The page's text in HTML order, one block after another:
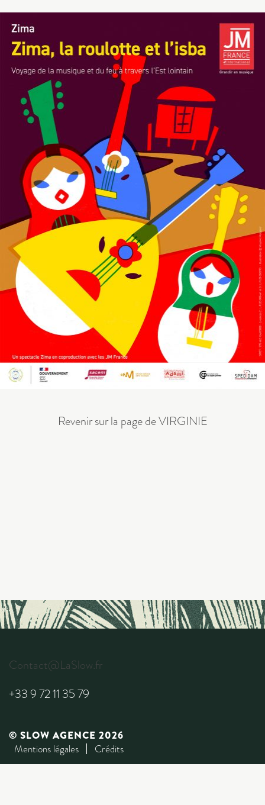
Revenir sur la page de VIRGINIE
Contact@LaSlow.fr
+33 9 72 11 35 79
© SLOW AGENCE 2026
Crédits
Mentions légales